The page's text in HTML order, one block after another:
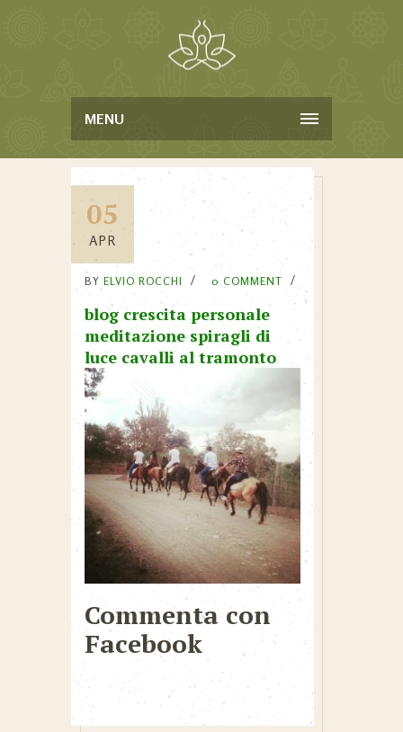
MENU
05
APR
BY ELVIO ROCCHI 0 COMMENT
blog crescita personale
meditazione spiragli di
luce cavalli al tramonto
Commenta con
Facebook